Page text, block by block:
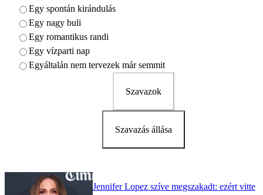
Egy spontán kirándulás
Egy nagy buli
Egy romantikus randi
Egy vízparti nap
Egyáltalán nem tervezek már semmit
Szavazok
Szavazás állása
Jennifer Lopez szíve megszakadt: ezért vitte